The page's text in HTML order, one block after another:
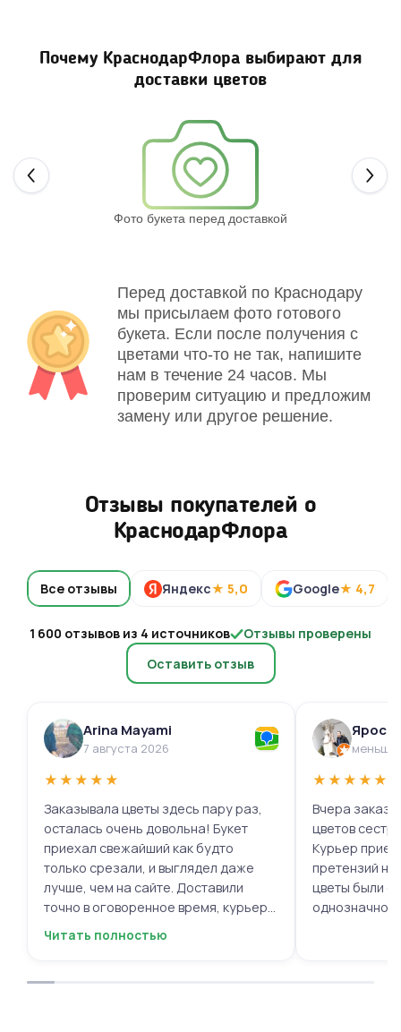
Почему КраснодарФлора выбирают для
доставки цветов
Фото букета перед доставкой
Перед доставкой по Краснодару
мы присылаем фото готового
букета. Если после получения с
цветами что-то не так, напишите
нам в течение 24 часов. Мы
проверим ситуацию и предложим
замену или другое решение.
Отзывы покупателей о
КраснодарФлора
Все отзывы Яндекс★ 5,0 Google★ 4,7
1 600 отзывов из 4 источников
Отзывы проверены
Оставить отзыв
Arina Mayami
7 августа 2026
★★★★★
Заказывала цветы здесь пару раз,
осталась очень довольна! Букет
приехал свежайший как будто
только срезали, и выглядел даже
лучше, чем на сайте. Доставили
точно в оговоренное время, курьер
вежливый, ещё и открытку с тёплыми
приятными. Однозначно буду
Читать полностью
меньше
★★★★★
Вчера
цветов
Курьер
претензий
цветы были
однозначно.